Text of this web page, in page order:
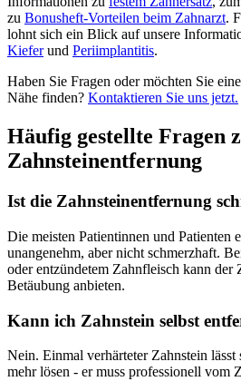
zu Bonusheft-Vorteilen beim Zahnarzt.
lohnt sich ein Blick auf unsere
Kieferund Periimplantitis.
Haben Sie Fragen oder möchten Sie
Nähe finden? Kontaktieren Sie uns jetzt.
Häufig gestellte Fragen
Zahnsteinentfernung
Ist die Zahnsteinentfernung
Die meisten Patientinnen und Patienten
unangenehm, aber nicht schmerzhaft.
oder entzündetem Zahnfleisch kann der
Betäubung anbieten.
Kann ich Zahnstein selbst
Nein. Einmal verhärteter Zahnstein
mehr lösen - er muss professionell vom